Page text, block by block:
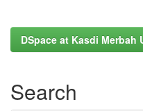
DSpace at Kasdi Merbah
Search